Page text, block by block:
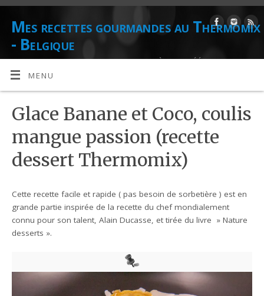
Mes recettes gourmandes au Thermomix
- Belgique
DE L'AUTEUR CULINAIRE ET CONSEILLÈRE AGRÉÉE THERMOMIX
DANIELLE LIONS
MENU
Glace Banane et Coco, coulis
mangue passion (recette
dessert Thermomix)
Cette recette facile et rapide ( pas besoin de sorbetière ) est en
grande partie inspirée de la recette du chef mondialement
connu pour son talent, Alain Ducasse, et tirée du livre » Nature
desserts ».